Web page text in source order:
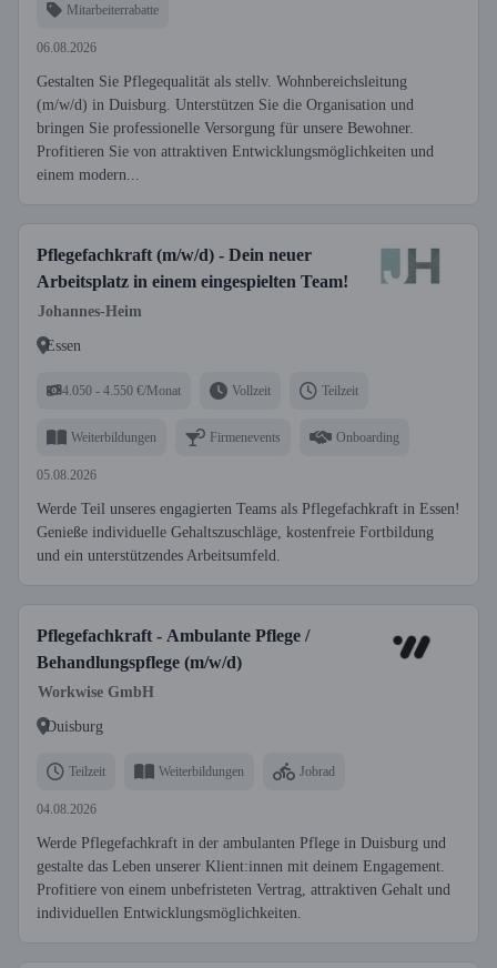
Mitarbeiterrabatte
06.08.2026
Gestalten Sie Pflegequalität als stellv. Wohnbereichsleitung
(m/w/d) in Duisburg. Unterstützen Sie die Organisation und
bringen Sie professionelle Versorgung für unsere Bewohner.
Profitieren Sie von attraktiven Entwicklungsmöglichkeiten und
einem modern...
Pflegefachkraft (m/w/d) - Dein neuer
Arbeitsplatz in einem eingespielten Team!
Johannes-Heim
Essen
4.050 - 4.550 €/Monat Vollzeit Teilzeit
Weiterbildungen Firmenevents Onboarding
05.08.2026
Werde Teil unseres engagierten Teams als Pflegefachkraft in Essen!
Genieße individuelle Gehaltszuschläge, kostenfreie Fortbildung
und ein unterstützendes Arbeitsumfeld.
Pflegefachkraft - Ambulante Pflege /
Behandlungspflege (m/w/d)
Workwise GmbH
Duisburg
Teilzeit Weiterbildungen Jobrad
04.08.2026
Werde Pflegefachkraft in der ambulanten Pflege in Duisburg und
gestalte das Leben unserer Klient:innen mit deinem Engagement.
Profitiere von einem unbefristeten Vertrag, attraktiven Gehalt und
individuellen Entwicklungsmöglichkeiten.